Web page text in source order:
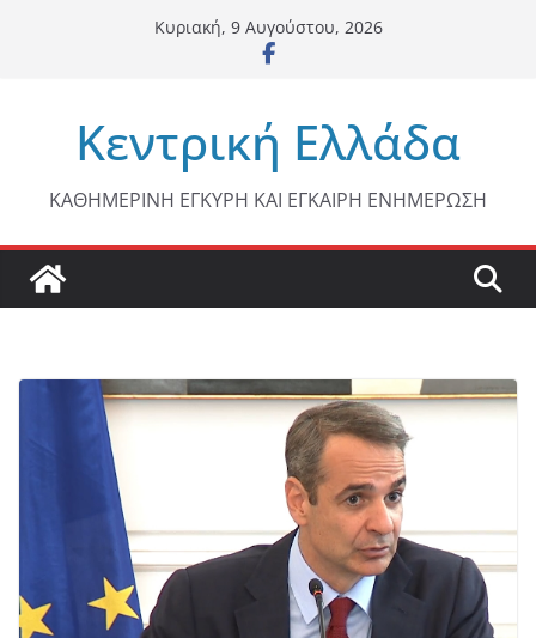
Κυριακή, 9 Αυγούστου, 2026
Κεντρική Ελλάδα
ΚΑΘΗΜΕΡΙΝΗ ΕΓΚΥΡΗ ΚΑΙ ΕΓΚΑΙΡΗ ΕΝΗΜΕΡΩΣΗ